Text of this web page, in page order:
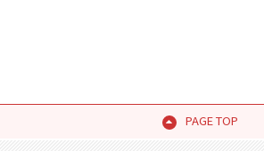
PAGE TOP